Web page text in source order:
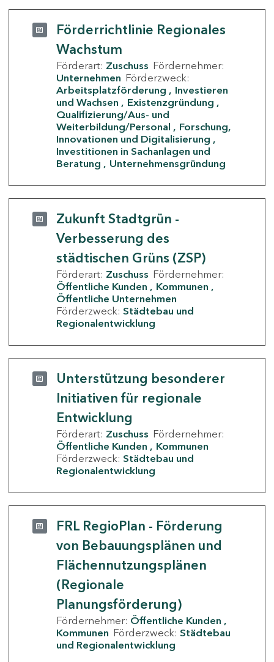
Förderrichtlinie Regionales
Wachstum
Förderart: Zuschuss Fördernehmer:
Unternehmen Förderzweck:
Arbeitsplatzförderung
Investieren
und Wachsen
Existenzgründung
Qualifizierung/Aus- und
Weiterbildung/Personal
Forschung,
Innovationen und Digitalisierung
Investitionen in Sachanlagen und
Beratung
Unternehmensgründung
Zukunft Stadtgrün -
Verbesserung des
städtischen Grüns (ZSP)
Förderart: Zuschuss Fördernehmer:
Öffentliche Kunden
Kommunen
Öffentliche Unternehmen
Förderzweck: Städtebau und
Regionalentwicklung
Unterstützung besonderer
Initiativen für regionale
Entwicklung
Förderart: Zuschuss Fördernehmer:
Öffentliche Kunden
Kommunen
Förderzweck: Städtebau und
Regionalentwicklung
FRL RegioPlan - Förderung
von Bebauungsplänen und
Flächennutzungsplänen
(Regionale
Planungsförderung)
Fördernehmer: Öffentliche Kunden
Kommunen Förderzweck: Städtebau
und Regionalentwicklung